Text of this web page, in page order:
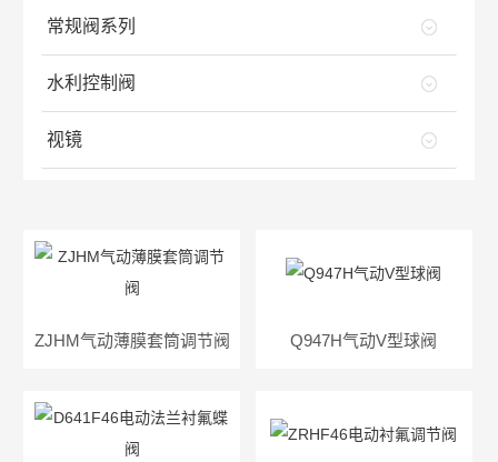
常规阀系列
水利控制阀
视镜
ZJHM气动薄膜套筒调节阀 Q947H气动V型球阀